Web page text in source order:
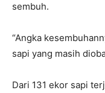
sembuh.
“Angka
sapi yang masih
Dari 131 ekor sapi